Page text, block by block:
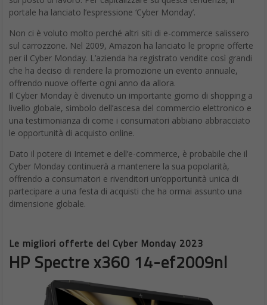
portale ha lanciato l’espressione ‘Cyber Monday’.
Non ci è voluto molto perché altri siti di e-commerce salissero
sul carrozzone. Nel 2009, Amazon ha lanciato le proprie offerte
per il Cyber Monday. L’azienda ha registrato vendite così grandi
che ha deciso di rendere la promozione un evento annuale,
offrendo nuove offerte ogni anno da allora.
Il Cyber Monday è divenuto un importante giorno di shopping a
livello globale, simbolo dell’ascesa del commercio elettronico e
una testimonianza di come i consumatori abbiano abbracciato
le opportunità di acquisto online.
Dato il potere di Internet e dell’e-commerce, è probabile che il
Cyber Monday continuerà a mantenere la sua popolarità,
offrendo a consumatori e rivenditori un’opportunità unica di
partecipare a una festa di acquisti che ha ormai assunto una
dimensione globale.
Le migliori offerte del Cyber Monday 2023
HP Spectre x360 14-ef2009nl